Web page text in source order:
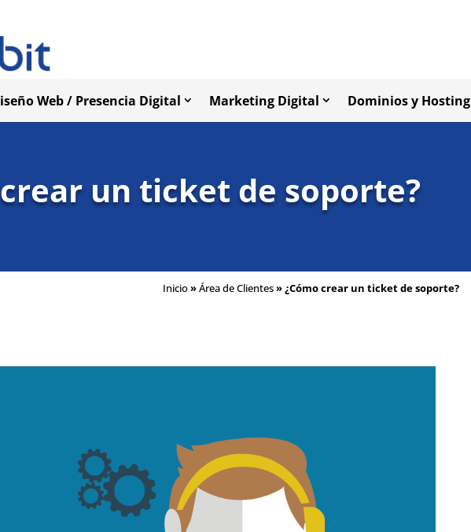
Web / Presencia Digital Marketing Digital Dominios y Hosting
un ticket de soporte?
Inicio»Área de Clientes»¿Cómo crear un ticket de soporte?